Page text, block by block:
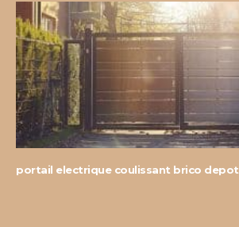
portail electrique coulissant brico depot